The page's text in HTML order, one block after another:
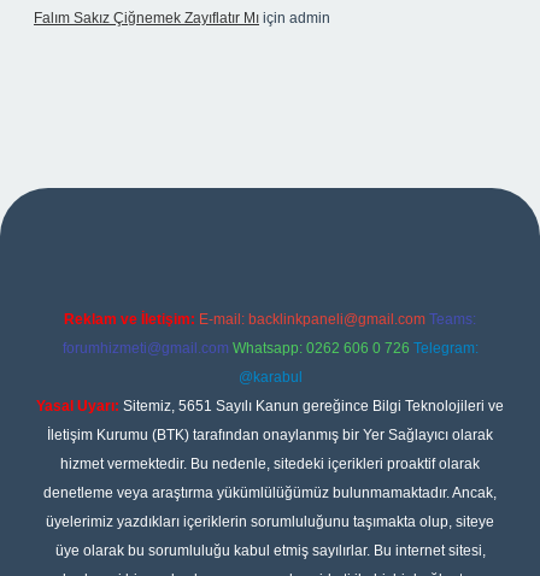
Falım Sakız Çiğnemek Zayıflatır Mı için admin
Reklam ve İletişim: E-mail: backlinkpaneli@gmail.com Teams:
forumhizmeti@gmail.com Whatsapp: 0262 606 0 726 Telegram:
@karabul
Yasal Uyarı: Sitemiz, 5651 Sayılı Kanun gereğince Bilgi Teknolojileri ve
İletişim Kurumu (BTK) tarafından onaylanmış bir Yer Sağlayıcı olarak
hizmet vermektedir. Bu nedenle, sitedeki içerikleri proaktif olarak
denetleme veya araştırma yükümlülüğümüz bulunmamaktadır. Ancak,
üyelerimiz yazdıkları içeriklerin sorumluluğunu taşımakta olup, siteye
üye olarak bu sorumluluğu kabul etmiş sayılırlar. Bu internet sitesi,